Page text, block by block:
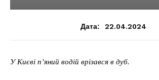
Дата: 22.04.2024
У Києві п’яний водій врізався в дуб.